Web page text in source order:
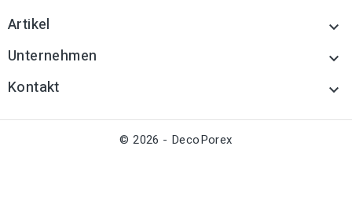
Artikel 
Unternehmen 
Kontakt 
© 2026 - DecoPorex